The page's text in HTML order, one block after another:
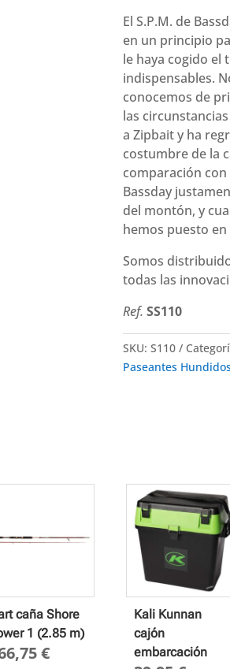
El S.P.M. de
en un principio
le haya cogido
indispensables.
conocemos de
las
a Zipbait y ha
costumbre de la
comparación con
Bassday
del montón, y
hemos puesto en
Somos
todas las
Ref. SS110
SKU: S110
Paseantes
caña Shore
1 (2.85 m)
€
Kali Kunnan
cajón
embarcación